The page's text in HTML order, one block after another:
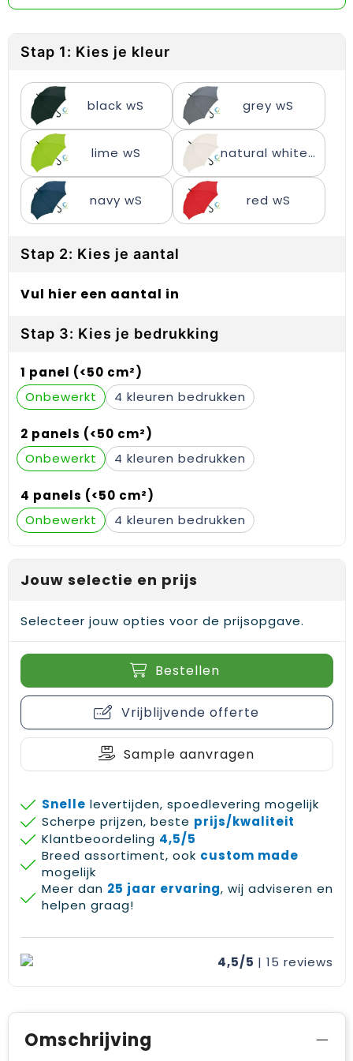
Schoenen
Schorten en Sloven
Sweaters
T-Shirts
Veiligheidsvesten en Veiligheidshesjes
Vesten
Werkkleding sets
Gehoorbescherming
Opbergtassen
Opvouwbare tassen
Papieren tassen
Picknicktassen en manden
Promotietassen
Reistassen
Rugzakken
Schoenentassen
Schoudertassen
Sporttassen
Strandtassen
Toilettassen
Waterbestendige tassen
Reistassensets
Sleutelhangers
PBM's
Handwaaiers
Zadelhoezen
Frisbees
Telefoonhoesjes
Spelden en buttons
Medailles en prijzen
Nekwarmers
Hoofdbanden
Caps, hoeden en mutsen
Yoga en sportmatten
Stap 1: Kies je kleur
black wS grey wS
lime wS natural white wS
navy wS red wS
Stap 2: Kies je aantal
Vul hier een aantal in
Stap 3: Kies je bedrukking
1 panel (<50 cm²)
Onbewerkt
4
2 panels (<50 cm²)
Onbewerkt
4
4 panels (<50 cm²)
Onbewerkt
4
Jouw selectie en prijs
Selecteer jouw opties voor de prijsopgave.
Bestellen
Vrijblijvende offerte
Sample aanvragen
Snelle levertijden, spoedlevering mogelijk
Scherpe prijzen, beste prijs/kwaliteit
Klantbeoordeling 4,5/5
Breed assortiment, ook custom made
mogelijk
Meer dan 25 jaar ervaring, wij adviseren en
helpen graag!
4,5/5 | 15 reviews
Omschrijving